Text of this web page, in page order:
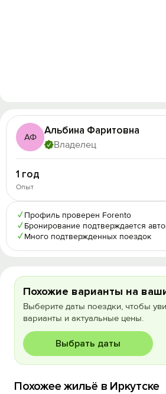
АФ
Альбина Фаритовна
Владелец
1 год
Опыт
✓ Профиль проверен Forento
✓ Бронирование подтверждается
✓ Много подтвержденных поездок
Похожие варианты на
Выберите даты поездки, чтобы
варианты и актуальные цены.
Выбрать даты
Похожее жильё в Иркутске